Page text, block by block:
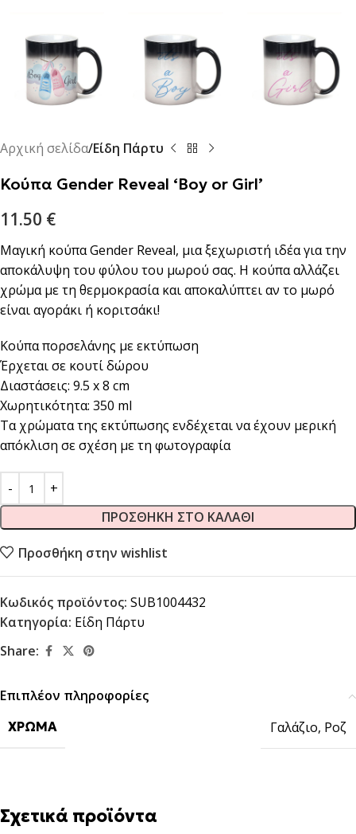
Αρχική σελίδα Είδη Πάρτυ
Κούπα Gender Reveal ‘Boy or Girl’
11.50 €
Μαγική κούπα Gender Reveal, μια ξεχωριστή ιδέα για την
αποκάλυψη του φύλου του μωρού σας. Η κούπα αλλάζει
χρώμα με τη θερμοκρασία και αποκαλύπτει αν το μωρό
είναι αγοράκι ή κοριτσάκι!
Κούπα πορσελάνης με εκτύπωση
Έρχεται σε κουτί δώρου
Διαστάσεις: 9.5 x 8 cm
Χωρητικότητα: 350 ml
Τα χρώματα της εκτύπωσης ενδέχεται να έχουν μερική
απόκλιση σε σχέση με τη φωτογραφία
ΠΡΟΣΘΉΚΗ ΣΤΟ ΚΑΛΆΘΙ
Προσθήκη στην wishlist
Κωδικός προϊόντος: SUB1004432
Κατηγορία: Είδη Πάρτυ
Share:
Επιπλέον πληροφορίες
ΧΡΏΜΑ Γαλάζιο, Ροζ
Σχετικά προϊόντα